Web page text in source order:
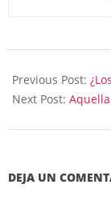
11-
19
Previous Post:
Next Post:
DEJA UN